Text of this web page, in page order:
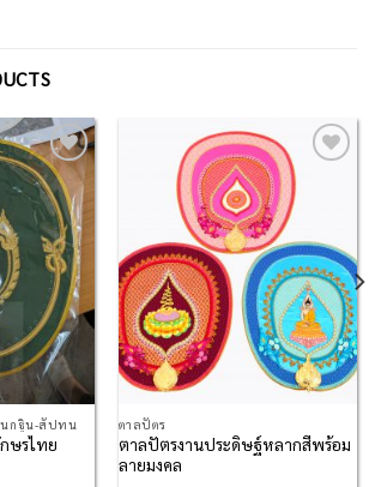
Add to
Wishlist
นกฐิน-สัปทน
ษรไทย
ตาลปัตร
ตาลปัตรงานประดิษฐ์หลากสีพร้อม
ลายมงคล